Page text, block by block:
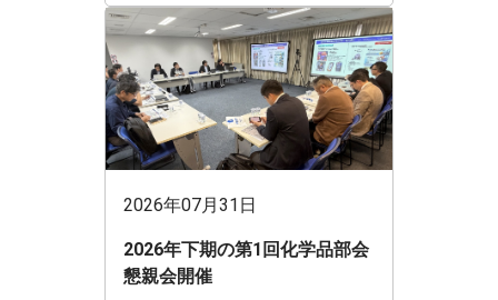
2026年07月31日
2026年下期の第1回化学品部会
懇親会開催